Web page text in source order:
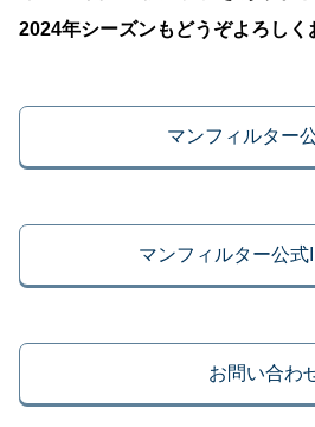
2024年シーズンもどうぞよろしく
マンフィルター
マンフィルター公式
お問い合わ